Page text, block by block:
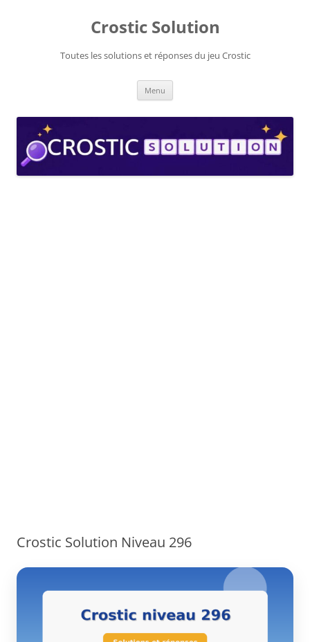
Crostic Solution
Toutes les solutions et réponses du jeu Crostic
Menu
Crostic Solution Niveau 296